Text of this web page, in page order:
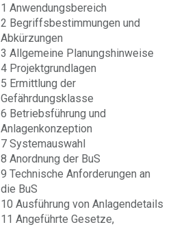
1 Anwendungsbereich
2 Begriffsbestimmungen und
Abkürzungen
3 Allgemeine Planungshinweise
4 Projektgrundlagen
5 Ermittlung der
Gefährdungsklasse
6 Betriebsführung und
Anlagenkonzeption
7 Systemauswahl
8 Anordnung der BuS
9 Technische Anforderungen an
die BuS
10 Ausführung von Anlagendetails
11 Angeführte Gesetze,